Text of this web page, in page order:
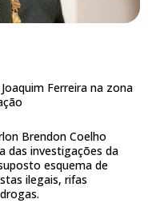
Ferreira na zona
Brendon Coelho
das investigações da
esquema de
ilegais, rifas